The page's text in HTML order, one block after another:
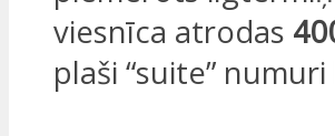
viesnīca atrodas
plaši “suite”